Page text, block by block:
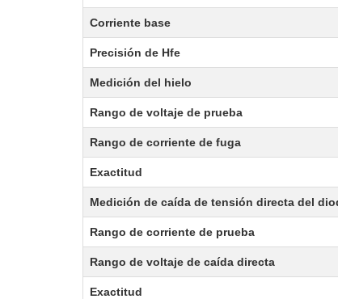
Corriente base
Precisión de Hfe
Medición del hielo
Rango de voltaje de prueba
Rango de corriente de fuga
Exactitud
Medición de caída de tensión directa del
Rango de corriente de prueba
Rango de voltaje de caída directa
Exactitud